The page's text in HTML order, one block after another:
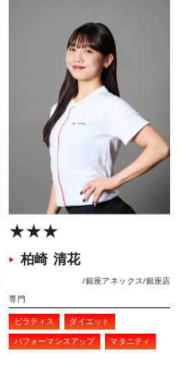
★★★
柏崎 清花
銀座アネックス 銀座店
専門
ピラティス ダイエット
パフォーマンスアップ マタニティ